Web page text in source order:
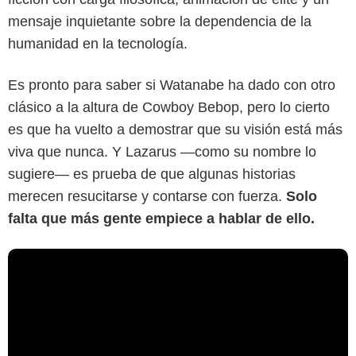
mensaje inquietante sobre la dependencia de la
humanidad en la tecnología.
Es pronto para saber si Watanabe ha dado con otro
clásico a la altura de Cowboy Bebop, pero lo cierto
es que ha vuelto a demostrar que su visión está más
viva que nunca. Y Lazarus —como su nombre lo
sugiere— es prueba de que algunas historias
merecen resucitarse y contarse con fuerza. Solo
falta que más gente empiece a hablar de ello.